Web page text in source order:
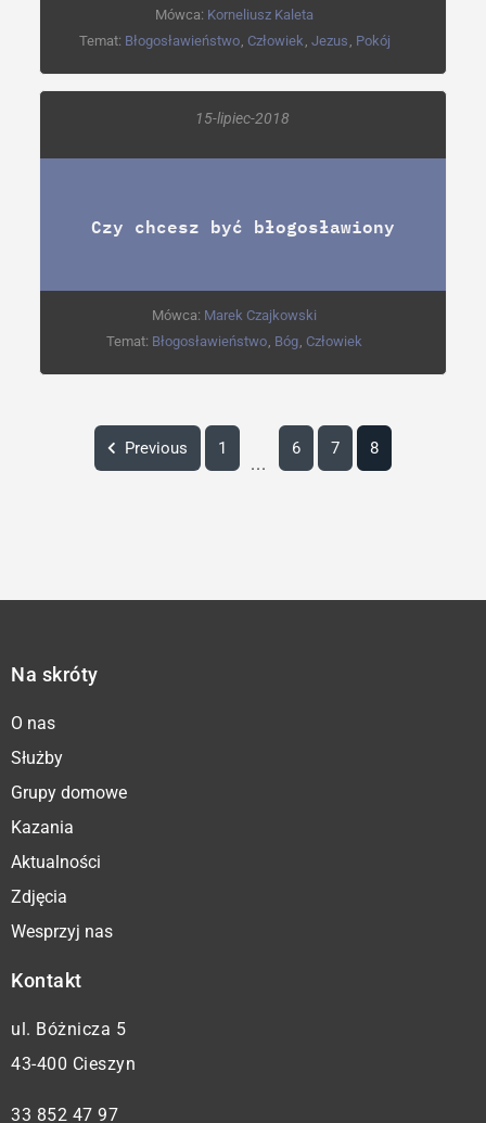
Mówca: Korneliusz Kaleta
Temat: Błogosławieństwo Człowiek Jezus Pokój
15-lipiec-2018
Czy chcesz być błogosławiony
Mówca: Marek Czajkowski
Temat: Błogosławieństwo, Bóg, Człowiek
Previous 1
...
6 7 8
Na skróty
O nas
Służby
Grupy domowe
Kazania
Aktualności
Zdjęcia
Wesprzyj nas
Kontakt
ul. Bóżnicza 5
43-400 Cieszyn
33 852 47 97